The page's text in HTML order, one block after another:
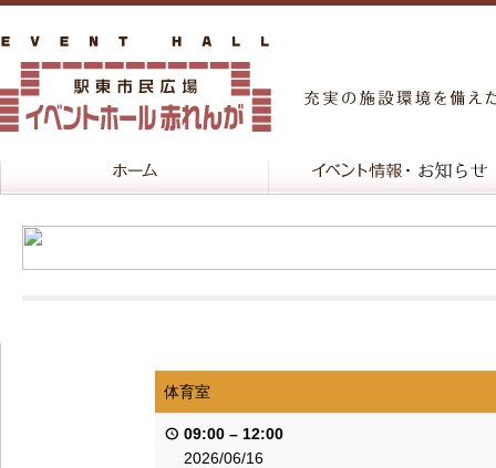
体育室
09:00 – 12:00
2026/06/16